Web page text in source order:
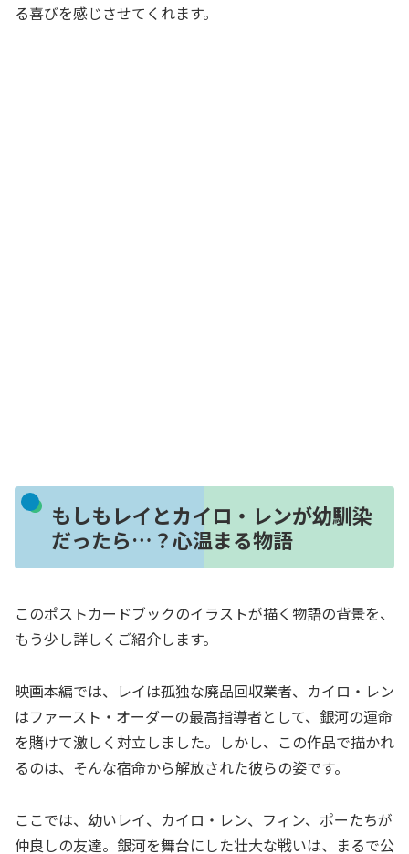
る喜びを感じさせてくれます。
もしもレイとカイロ・レンが幼馴染
だったら…？心温まる物語
このポストカードブックのイラストが描く物語の背景を、
もう少し詳しくご紹介します。
映画本編では、レイは孤独な廃品回収業者、カイロ・レン
はファースト・オーダーの最高指導者として、銀河の運命
を賭けて激しく対立しました。しかし、この作品で描かれ
るのは、そんな宿命から解放された彼らの姿です。
ここでは、幼いレイ、カイロ・レン、フィン、ポーたちが
仲良しの友達。銀河を舞台にした壮大な戦いは、まるで公